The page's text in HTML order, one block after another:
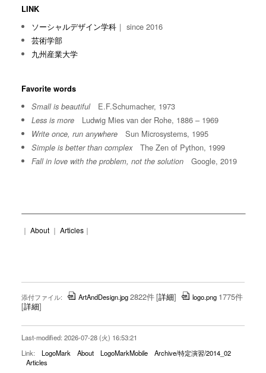
LINK
ソーシャルデザイン学科 ｜ since 2016
芸術学部
九州産業大学
Favorite words
Small is beautifulE.F.Schumacher, 1973
Less is more Ludwig Mies van der Rohe, 1886 – 1969
Write once, run anywhere Sun Microsystems, 1995
Simple is better than complexThe Zen of Python, 1999
Fall in love with the problem, not the solution Google, 2019
｜ About｜ Articles｜
添付ファイル: ArtAndDesign.jpg2822件[詳細] logo.png 1775件
[詳細]
Last-modified: 2026-07-28 (火) 16:53:21
Link:
LogoMark About LogoMarkMobile
Archive/特定演習/2014_02
Articles